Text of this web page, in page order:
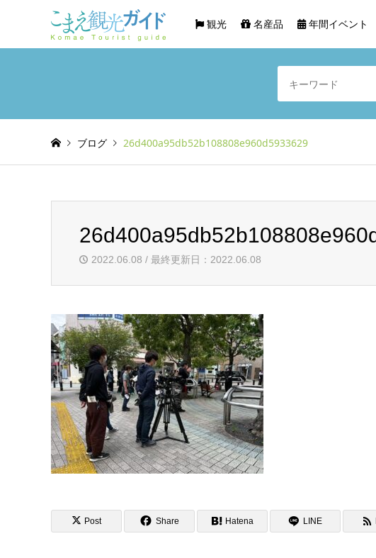
観光 名産品 年間イベント
ブログ 26d400a95db52b108808e960d5933629
2022.06.08 / 最終更新日：2022.06.08
Post Share Hatena LINE